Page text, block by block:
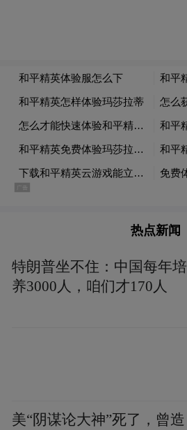
热点新闻
特朗普坐不住：中国每年培
养3000人，咱们才170人
美“阴谋论大神”死了，曾造